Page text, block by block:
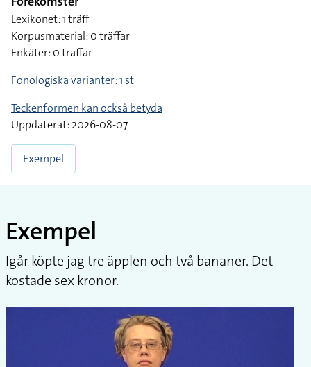
Lexikonet: 1 träff
Korpusmaterial: 0 träffar
Enkäter: 0 träffar
Fonologiska varianter: 1 st
Teckenformen kan också betyda
Uppdaterat: 2026-08-07
Exempel
Exempel
Igår köpte jag tre äpplen och två bananer. Det
kostade sex kronor.